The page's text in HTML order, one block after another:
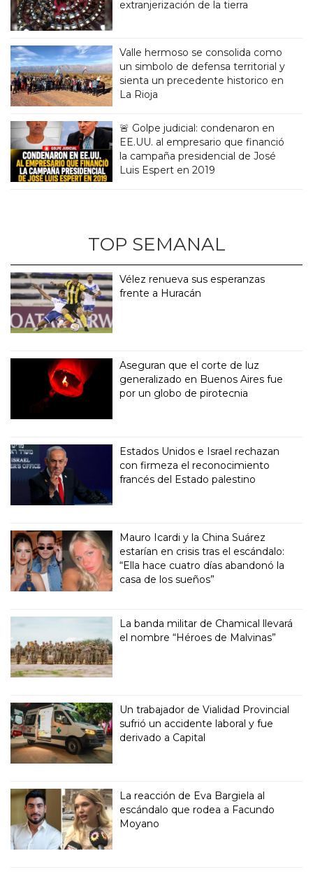
extranjerización de la tierra
Valle hermoso se consolida como
un simbolo de defensa territorial y
sienta un precedente historico en
La Rioja
🚨 Golpe judicial: condenaron en
EE.UU. al empresario que financió
la campaña presidencial de José
Luis Espert en 2019
TOP SEMANAL
Vélez renueva sus esperanzas
frente a Huracán
Aseguran que el corte de luz
generalizado en Buenos Aires fue
por un globo de pirotecnia
Estados Unidos e Israel rechazan
con firmeza el reconocimiento
francés del Estado palestino
Mauro Icardi y la China Suárez
estarían en crisis tras el escándalo:
“Ella hace cuatro días abandonó la
casa de los sueños”
La banda militar de Chamical llevará
el nombre “Héroes de Malvinas”
Un trabajador de Vialidad Provincial
sufrió un accidente laboral y fue
derivado a Capital
La reacción de Eva Bargiela al
escándalo que rodea a Facundo
Moyano